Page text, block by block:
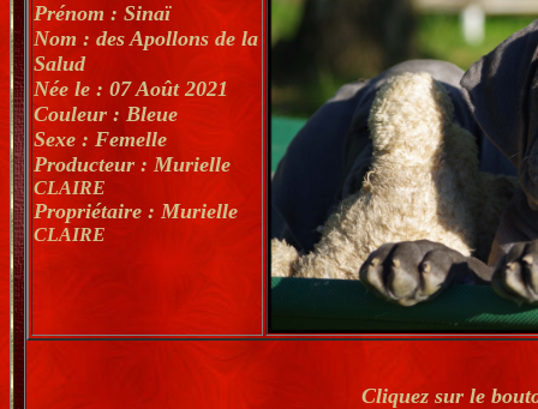
Prénom : Sinaï
Nom : des Apollons de la
Salud
Née le : 07 Août 2021
Couleur : Bleue
Sexe : Femelle
Producteur : Murielle
CLAIRE
Propriétaire : Murielle
CLAIRE
Cliquez sur le